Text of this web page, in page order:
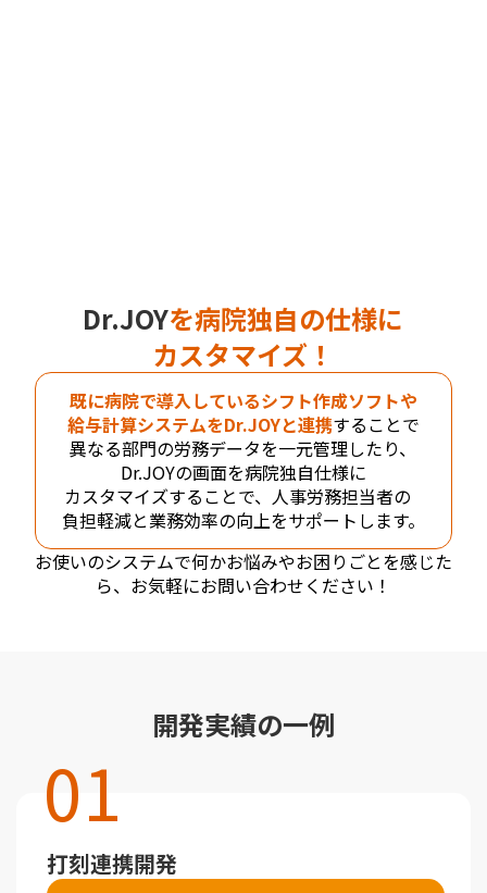
Dr.JOYを病院独自の仕様に
カスタマイズ！
既に病院で導入しているシフト作成ソフトや
給与計算システムをDr.JOYと連携することで
異なる部門の労務データを一元管理したり、
Dr.JOYの画面を病院独自仕様に
カスタマイズすることで、人事労務担当者の
負担軽減と業務効率の向上をサポートします。
お使いのシステムで何かお悩みやお困りごとを感じた
ら、お気軽にお問い合わせください！
開発実績の一例
01
打刻連携開発